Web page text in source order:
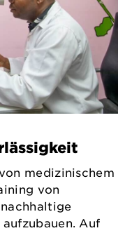
medizinischem
von
Auf